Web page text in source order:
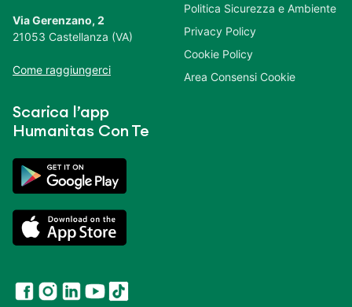
Via Gerenzano, 2
21053 Castellanza (VA)
Come raggiungerci
Scarica l’app
Humanitas Con Te
Politica Sicurezza e Ambiente
Privacy Policy
Cookie Policy
Area Consensi Cookie